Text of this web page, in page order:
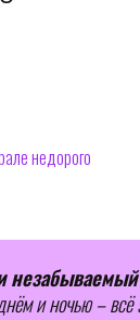
недорого
и ночью – всё